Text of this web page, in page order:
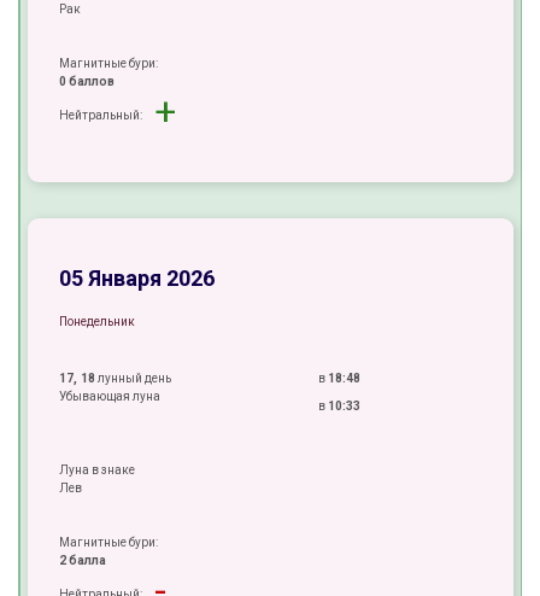
Рак
Магнитные бури:
0 баллов
Нейтральный:
+
+
±
05 Января 2026
Понедельник
17, 18 лунный день
Убывающая луна
в 18:48
в 10:33
Луна в знаке
Лев
Магнитные бури:
2 балла